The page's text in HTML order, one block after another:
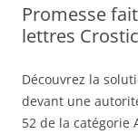
Promesse
lettres
Découvrez la
devant une
52 de la catégorie